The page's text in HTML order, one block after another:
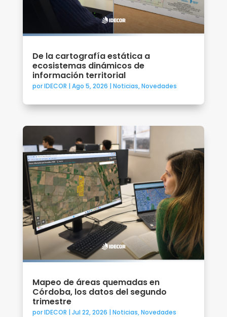
De la cartografía estática a
ecosistemas dinámicos de
información territorial
porIDECOR Ago 5, 2026 Noticias,Novedades
Mapeo de áreas quemadas en
Córdoba, los datos del segundo
trimestre
porIDECOR | Jul 22, 2026 | Noticias,Novedades